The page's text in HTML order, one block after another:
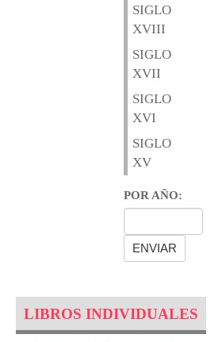
SIGLO
XVIII
SIGLO
XVII
SIGLO
XVI
SIGLO
XV
POR AÑO:
LIBROS INDIVIDUALES